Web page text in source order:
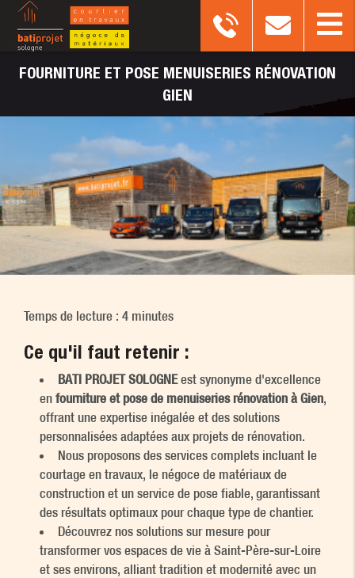
FOURNITURE ET POSE MENUISERIES RÉNOVATION
GIEN
Temps de lecture : 4 minutes
Ce qu'il faut retenir :
BATI PROJET SOLOGNEest synonyme d'excellence
en fourniture et pose de menuiseries rénovation à Gien,
offrant une expertise inégalée et des solutions
personnalisées adaptées aux projets de rénovation.
Nous proposons des services complets incluant le
courtage en travaux, le négoce de matériaux de
construction et un service de pose fiable, garantissant
des résultats optimaux pour chaque type de chantier.
Découvrez nos solutions sur mesure pour
transformer vos espaces de vie à Saint-Père-sur-Loire
et ses environs, alliant tradition et modernité avec un